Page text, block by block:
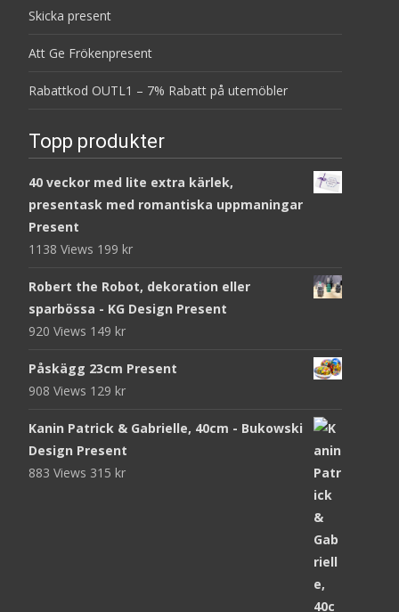
Skicka present
Att Ge Frökenpresent
Rabattkod OUTL1 – 7% Rabatt på utemöbler
Topp produkter
40 veckor med lite extra kärlek,
presentask med romantiska uppmaningar
Present
1138 Views 199 kr
Robert the Robot, dekoration eller
sparbössa - KG Design Present
920 Views 149 kr
Påskägg 23cm Present
908 Views 129 kr
Kanin Patrick & Gabrielle, 40cm - Bukowski
Design Present
883 Views 315 kr